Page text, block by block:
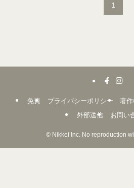
1
免責 プライバシーポリシー 著
外部送信
お問い
©Nikkei Inc. No reproduction